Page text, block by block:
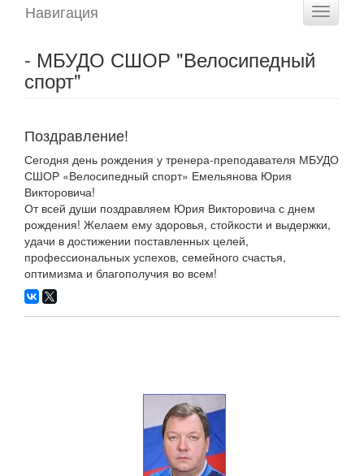
Toggle
Навигация
- МБУДО СШОР "Велосипедный
спорт"
Поздравление!
Сегодня день рождения у тренера-преподавателя МБУДО
СШОР «Велосипедный спорт» Емельянова Юрия
Викторовича!
От всей души поздравляем Юрия Викторовича с днем
рождения! Желаем ему здоровья, стойкости и выдержки,
удачи в достижении поставленных целей,
профессиональных успехов, семейного счастья,
оптимизма и благополучия во всем!